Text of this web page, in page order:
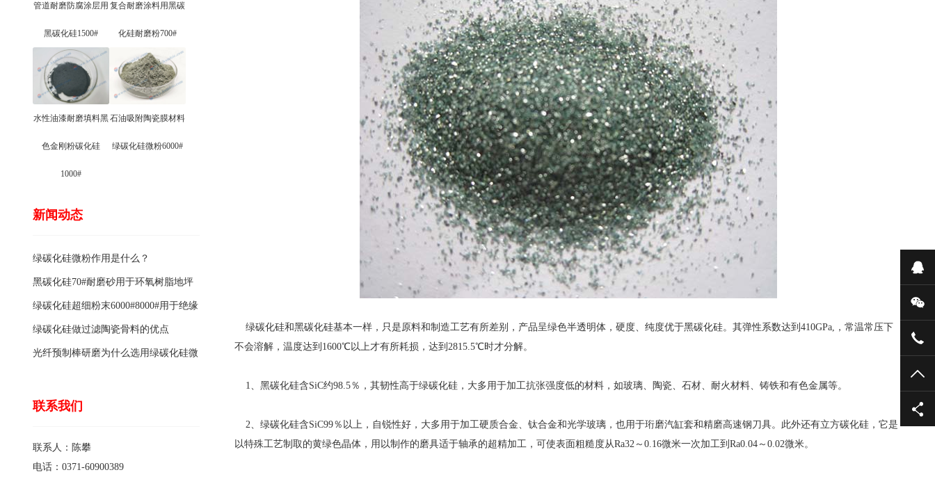
管道耐磨防腐涂层用
黑碳化硅1500#
复合耐磨涂料用黑碳
化硅耐磨粉700#
水性油漆耐磨填料黑
色金刚粉碳化硅
1000#
石油吸附陶瓷膜材料
绿碳化硅微粉6000#
新闻动态
绿碳化硅微粉作用是什么？
黑碳化硅70#耐磨砂用于环氧树脂地坪
骨料的特点有哪些？
绿碳化硅超细粉末6000#8000#用于绝缘
涂料的优点
绿碳化硅做过滤陶瓷骨料的优点
光纤预制棒研磨为什么选用绿碳化硅微
联系我们
联系人：陈攀
电话：0371-60900389
绿碳化硅和黑碳化硅基本一样，只是原料和制造工艺有所差别，产品呈绿色半透明体，硬度、纯度优于黑碳化硅。其弹性系数达到410GPa,，常温常压下
不会溶解，温度达到1600℃以上才有所耗损，达到2815.5℃时才分解。
1、黑碳化硅含SiC约98.5％，其韧性高于绿碳化硅，大多用于加工抗张强度低的材料，如玻璃、陶瓷、石材、耐火材料、铸铁和有色金属等。
2、绿碳化硅含SiC99％以上，自锐性好，大多用于加工硬质合金、钛合金和光学玻璃，也用于珩磨汽缸套和精磨高速钢刀具。此外还有立方碳化硅，它是
以特殊工艺制取的黄绿色晶体，用以制作的磨具适于轴承的超精加工，可使表面粗糙度从Ra32～0.16微米一次加工到Ra0.04～0.02微米。
在
微